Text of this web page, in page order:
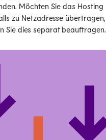
Möchten Sie das Hosting
zu Netzadresse übertragen,
Sie dies separat beauftragen.